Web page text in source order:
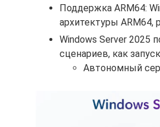
Поддержка ARM64:
архитектуры
Windows Server 2025
сценариев, как
Автономный